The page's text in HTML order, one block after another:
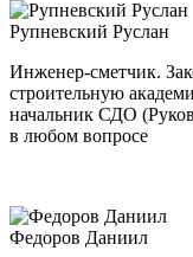
Рупневский Руслан
Инженер-сметчик.
строительную
начальник СДО
в любом вопросе
Федоров Даниил